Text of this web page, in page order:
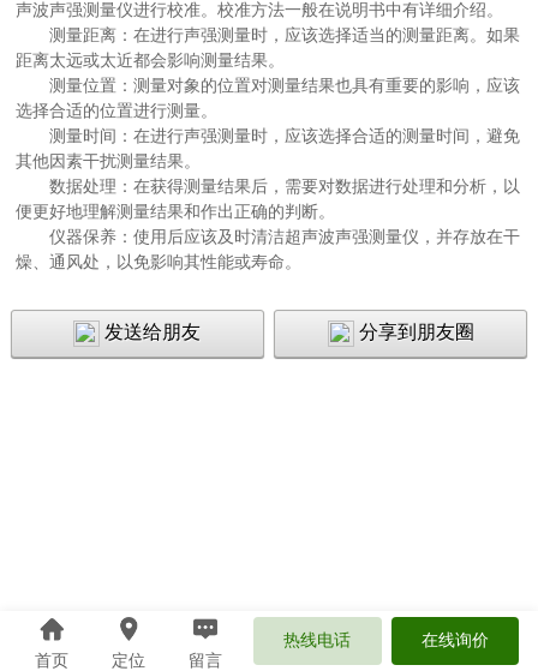
声波声强测量仪进行校准。校准方法一般在说明书中有详细介绍。
测量距离：在进行声强测量时，应该选择适当的测量距离。如果
距离太远或太近都会影响测量结果。
测量位置：测量对象的位置对测量结果也具有重要的影响，应该
选择合适的位置进行测量。
测量时间：在进行声强测量时，应该选择合适的测量时间，避免
其他因素干扰测量结果。
数据处理：在获得测量结果后，需要对数据进行处理和分析，以
便更好地理解测量结果和作出正确的判断。
仪器保养：使用后应该及时清洁超声波声强测量仪，并存放在干
燥、通风处，以免影响其性能或寿命。
发送给朋友 分享到朋友圈
首页 定位 留言
热线电话 在线询价